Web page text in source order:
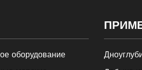
оборудование